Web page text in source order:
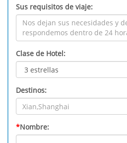
Sus requisitos de viaje:
Clase de Hotel:
Destinos:
*Nombre: